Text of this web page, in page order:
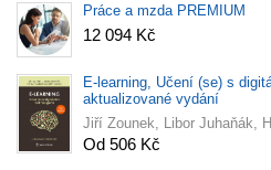
Práce a mzda PREMIUM
12 094 Kč
E-learning, Učení (se) s
aktualizované vydání
Jiří Zounek, Libor Juhaňák,
Od 506 Kč